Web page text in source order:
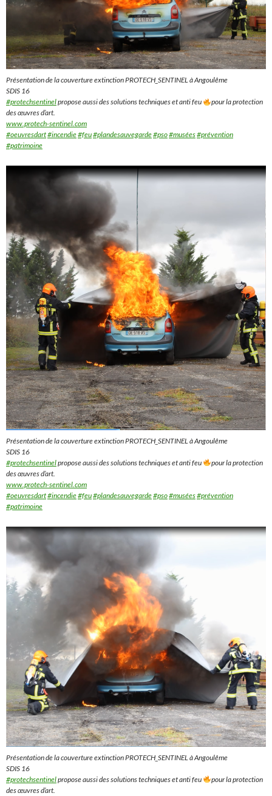
Présentation de la couverture extinction PROTECH_SENTINEL à Angoulême
SDIS 16
#protechsentinelpropose aussi des solutions techniques et anti feu
pour la protection
des œuvres d’art.
www.protech-sentinel.com
#oeuvresdart#incendie#feu#plandesauvegarde#pso#musées#prévention
#patrimoine
Présentation de la couverture extinction PROTECH_SENTINEL à Angoulême
SDIS 16
#protechsentinelpropose aussi des solutions techniques et anti feu
pour la protection
des œuvres d’art.
www.protech-sentinel.com
#oeuvresdart#incendie#feu#plandesauvegarde#pso#musées#prévention
#patrimoine
Présentation de la couverture extinction PROTECH_SENTINEL à Angoulême
SDIS 16
#protechsentinelpropose aussi des solutions techniques et anti feu
pour la protection
des œuvres d’art.